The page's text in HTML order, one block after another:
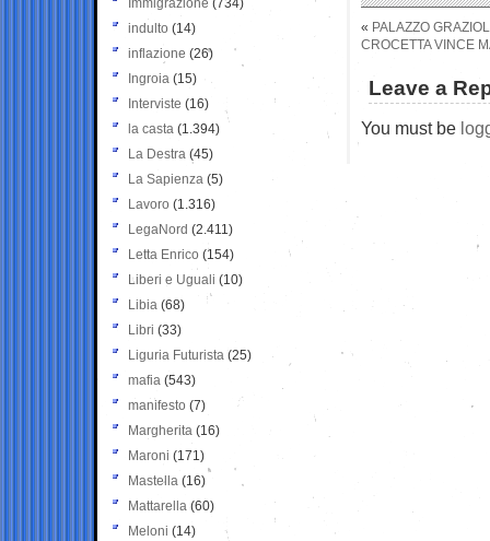
« PALAZZO
CROCETTA VINCE
Leave a
You must be
Immigrazione (734)
indulto (14)
inflazione (26)
Ingroia (15)
Interviste (16)
la casta (1.394)
La Destra (45)
La Sapienza (5)
Lavoro (1.316)
LegaNord (2.411)
Letta Enrico (154)
Liberi e Uguali (10)
Libia (68)
Libri (33)
Liguria Futurista (25)
mafia (543)
manifesto (7)
Margherita (16)
Maroni (171)
Mastella (16)
Mattarella (60)
Meloni (14)